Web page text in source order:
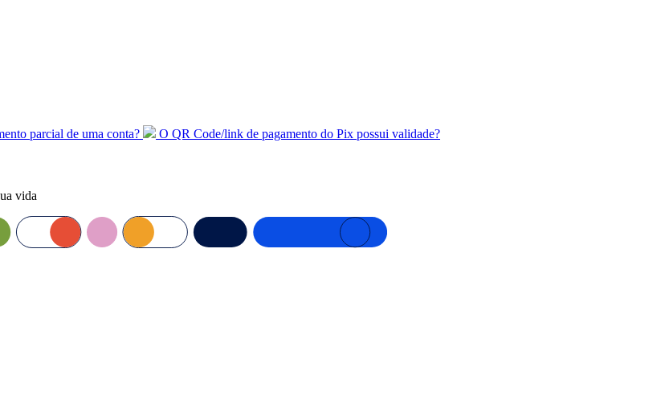
parcial de uma conta? O QR Code/link de pagamento do Pix possui validade?
vida